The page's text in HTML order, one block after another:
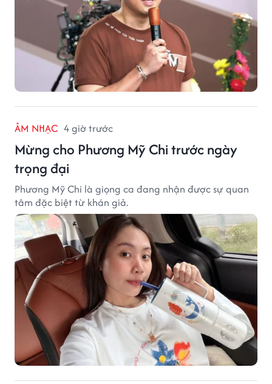
ÂM NHẠC 4 giờ trước
Mừng cho Phương Mỹ Chi trước ngày
trọng đại
Phương Mỹ Chi là giọng ca đang nhận được sự quan
tâm đặc biệt từ khán giả.